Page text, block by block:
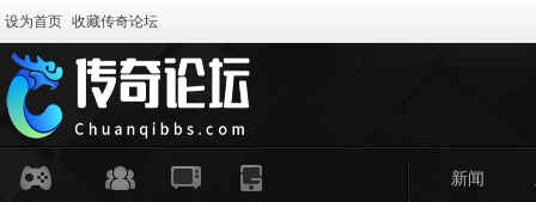
设为首页 收藏传奇论坛
新闻